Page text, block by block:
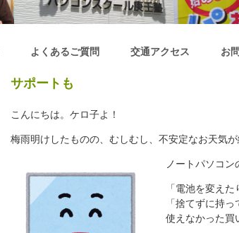
よくあるご質問 交通アクセス お
サポートも
こんにちは。ケロ子よ！
梅雨明けしたものの、むしむし、不安定なお天気が
ノートパソコ
「電池を変え
「捨てずに持
使えなかった買